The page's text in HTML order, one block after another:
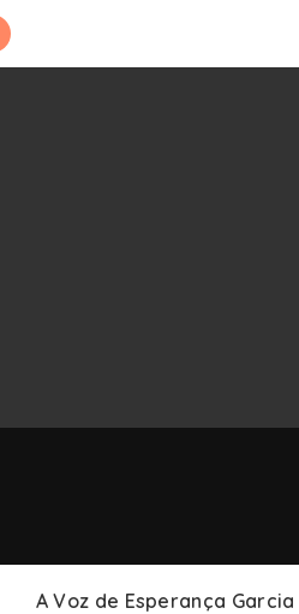
A Voz de Esperança Garcia